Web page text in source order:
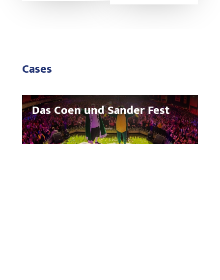
Cases
Das Coen und Sander Fest